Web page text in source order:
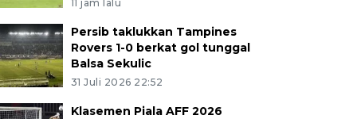
11 jam lalu
Persib taklukkan Tampines
Rovers 1-0 berkat gol tunggal
Balsa Sekulic
31 Juli 2026 22:52
Klasemen Piala AFF 2026